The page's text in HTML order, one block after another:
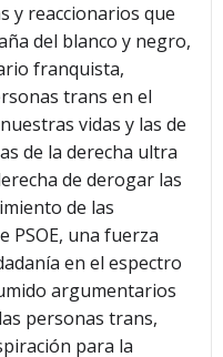
y reaccionarios que
del blanco y negro,
franquista,
trans en el
vidas y las de
de la derecha ultra
de derogar las
de las
PSOE, una fuerza
en el espectro
argumentarios
personas trans,
para la